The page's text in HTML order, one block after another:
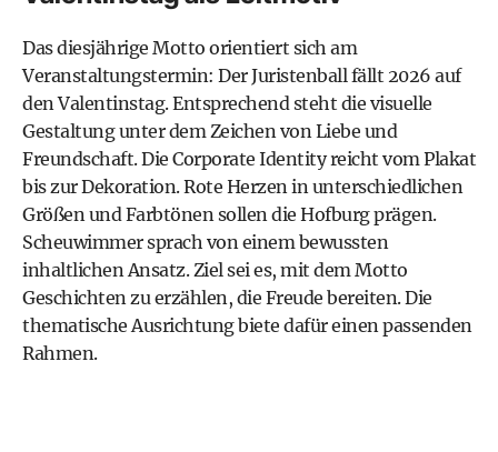
Das diesjährige Motto orientiert sich am
Veranstaltungstermin: Der Juristenball fällt 2026 auf
den Valentinstag. Entsprechend steht die visuelle
Gestaltung unter dem Zeichen von Liebe und
Freundschaft. Die Corporate Identity reicht vom Plakat
bis zur Dekoration. Rote Herzen in unterschiedlichen
Größen und Farbtönen sollen die Hofburg prägen.
Scheuwimmer sprach von einem bewussten
inhaltlichen Ansatz. Ziel sei es, mit dem Motto
Geschichten zu erzählen, die Freude bereiten. Die
thematische Ausrichtung biete dafür einen passenden
Rahmen.